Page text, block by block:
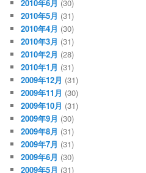
2010年6月 (30)
2010年5月 (31)
2010年4月 (30)
2010年3月 (31)
2010年2月 (28)
2010年1月 (31)
2009年12月 (31)
2009年11月 (30)
2009年10月 (31)
2009年9月 (30)
2009年8月 (31)
2009年7月 (31)
2009年6月 (30)
2009年5月 (31)